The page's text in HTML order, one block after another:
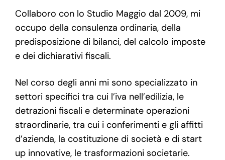
Collaboro con lo Studio Maggio dal 2009, mi
occupo della consulenza ordinaria, della
predisposizione di bilanci, del calcolo imposte
e dei dichiarativi fiscali.
Nel corso degli anni mi sono specializzato in
settori specifici tra cui l’iva nell’edilizia, le
detrazioni fiscali e determinate operazioni
straordinarie, tra cui i conferimenti e gli affitti
d’azienda, la costituzione di società e di start
up innovative, le trasformazioni societarie.